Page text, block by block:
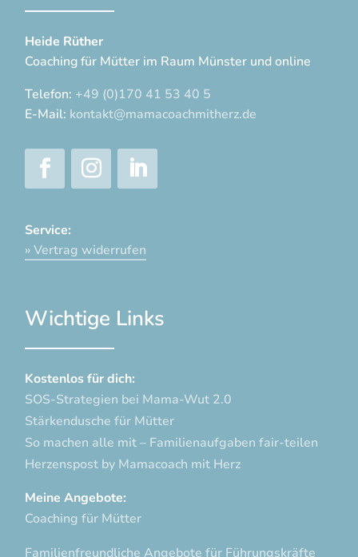
Heide Rüther
Coaching für Mütter im Raum Münster und online
Telefon: +49 (0)170 41 53 40 5
E-Mail: kontakt@mamacoachmitherz.de
Service:
» Vertrag widerrufen
Wichtige Links
Kostenlos für dich:
SOS-Strategien bei Mama-Wut 2.0
Stärkendusche für Mütter
So machen alle mit – Familienaufgaben fair-teilen
Herzenspost by Mamacoach mit Herz
Meine Angebote:
Coaching für Mütter
Familienfreundliche Angebote für Führungskräfte